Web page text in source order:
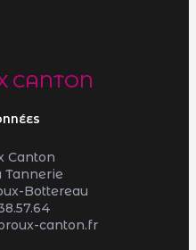
CANTON
Canton
Tannerie
Bottereau
canton.fr